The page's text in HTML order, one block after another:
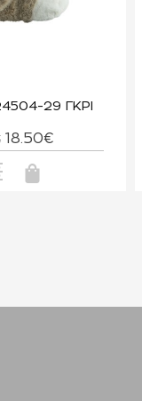
29 ΓΚΡΙ
18.50€